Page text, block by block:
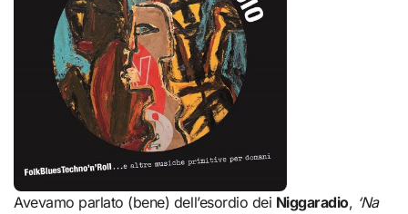
Avevamo parlato (bene) dell’esordio dei Niggaradio, ‘Na